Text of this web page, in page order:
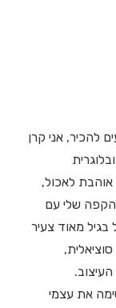
להכיר, אני קרן
שנקר ובלוגרית
אוהבת לאכול,
הקפה שלי עם
מאוד צעיר
את עצמי